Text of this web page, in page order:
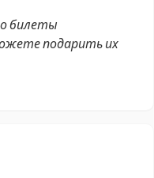
билеты
подарить их